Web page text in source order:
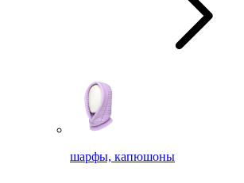
шарфы, капюшоны